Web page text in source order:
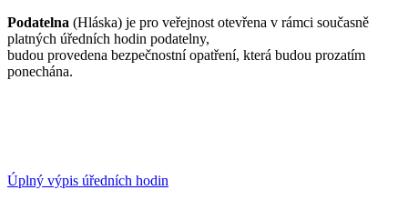
Podatelna (Hláska) je pro veřejnost otevřena v rámci současně
platných úředních hodin podatelny,
budou provedena bezpečnostní opatření, která budou prozatím
ponechána.
Úplný výpis úředních hodin